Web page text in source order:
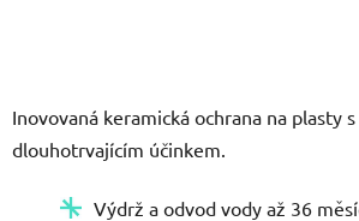
Inovovaná keramická ochrana na plasty
dlouhotrvajícím účinkem.
Výdrž a odvod vody až 36